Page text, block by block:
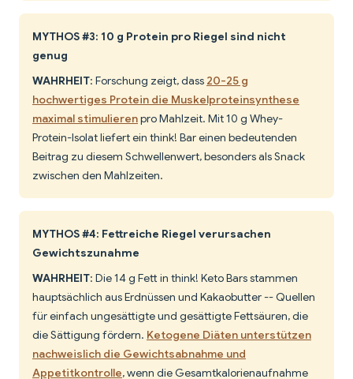
MYTHOS #3: 10 g Protein pro Riegel sind nicht
genug
WAHRHEIT: Forschung zeigt, dass 20-25 g
hochwertiges Protein die Muskelproteinsynthese
maximal stimulierenpro Mahlzeit. Mit 10 g Whey-
Protein-Isolat liefert ein think! Bar einen bedeutenden
Beitrag zu diesem Schwellenwert, besonders als Snack
zwischen den Mahlzeiten.
MYTHOS #4: Fettreiche Riegel verursachen
Gewichtszunahme
WAHRHEIT: Die 14 g Fett in think! Keto Bars stammen
hauptsächlich aus Erdnüssen und Kakaobutter -- Quellen
für einfach ungesättigte und gesättigte Fettsäuren, die
die Sättigung fördern. Ketogene Diäten unterstützen
nachweislich die Gewichtsabnahme und
Appetitkontrolle, wenn die Gesamtkalorienaufnahme